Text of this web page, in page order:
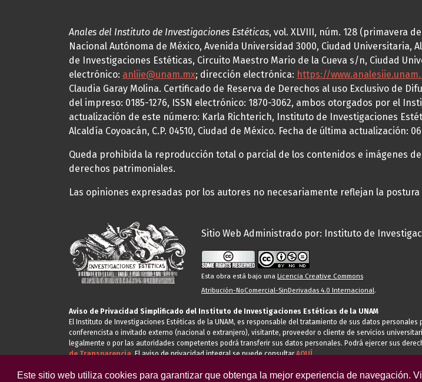
Este sitio web utiliza cookies para garantizar que obtenga la mejor experiencia de navegación.
Anales del Instituto de Investigaciones Estéticas, vol. XLVIII, núm. 128 (primavera
Nacional Autónoma de México, Avenida Universidad 3000, Ciudad Universitaria,
de Investigaciones Estéticas, Circuito Maestro Mario de la Cueva s/n, Ciudad
electrónico: anliie@unam.mx; dirección electrónica: https://
Claudia Garay Molina. Certificado de Reserva de Derechos al uso Exclusivo de
del impreso: 0185-1276, ISSN electrónico: 1870-3062, ambos otorgados por el
actualización de este número: Karla Richterich, Instituto de Investigaciones
Alcaldía Coyoacán, C.P. 04510, Ciudad de México. Fecha de última actualización:
Queda prohibida la reproducción total o parcial de los contenidos e imágenes
derechos patrimoniales.
Las opiniones expresadas por los autores no necesariamente reflejan la
Sitio Web Administrado por: Instituto de
Esta obra está bajo una Licencia Creative Commons
Atribución-NoComercial-SinDerivadas 4.0 Internacional.
Aviso de Privacidad Simplificado del Instituto de Investigaciones Estéticas de la UNAM
El Instituto de Investigaciones Estéticas de la UNAM, es responsable del tratamiento de sus datos
conferencista o invitado externo (nacional o extranjero), visitante, proveedor o cliente de servicios
legalmente o por las autoridades competentes podrá transferir sus datos personales. Podrá ejercer sus
de Transparencia.El aviso de privacidad integral se puede consultarAQUÍ